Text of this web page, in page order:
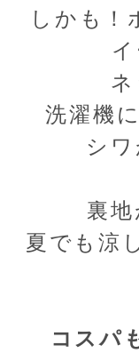
しかも！
洗濯機
シ
裏
夏でも涼
コスパ